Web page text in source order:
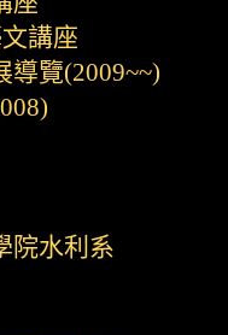
講座
導覽(2009~~)
院水利系